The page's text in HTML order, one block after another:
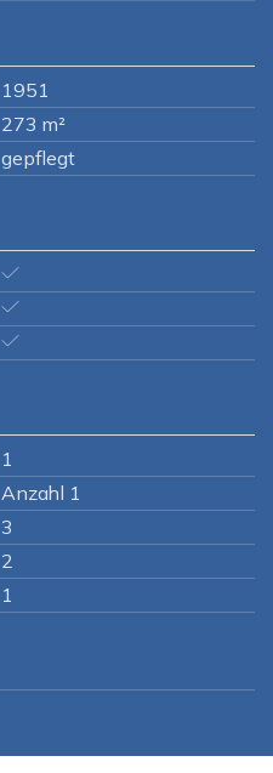
1951
273 m²
gepflegt
1
Anzahl 1
3
2
1